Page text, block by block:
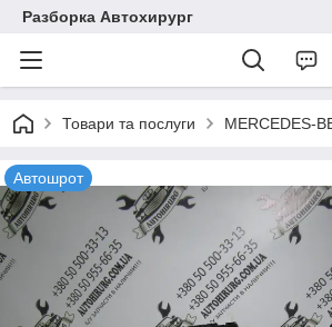
Разборка Автохирург
Товари та послуги MERCEDES-
Автошрот